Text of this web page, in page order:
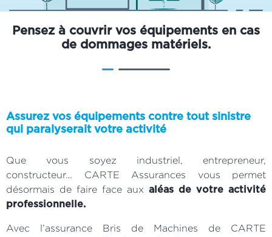
Pensez à couvrir vos équipements en cas
de dommages matériels.
Assurez vos équipements contre tout sinistre
qui paralyserait votre activité
Que vous soyez industriel, entrepreneur,
constructeur… CARTE Assurances vous permet
désormais de faire face aux aléas de votre activité
professionnelle.
Avec l’assurance Bris de Machines de CARTE